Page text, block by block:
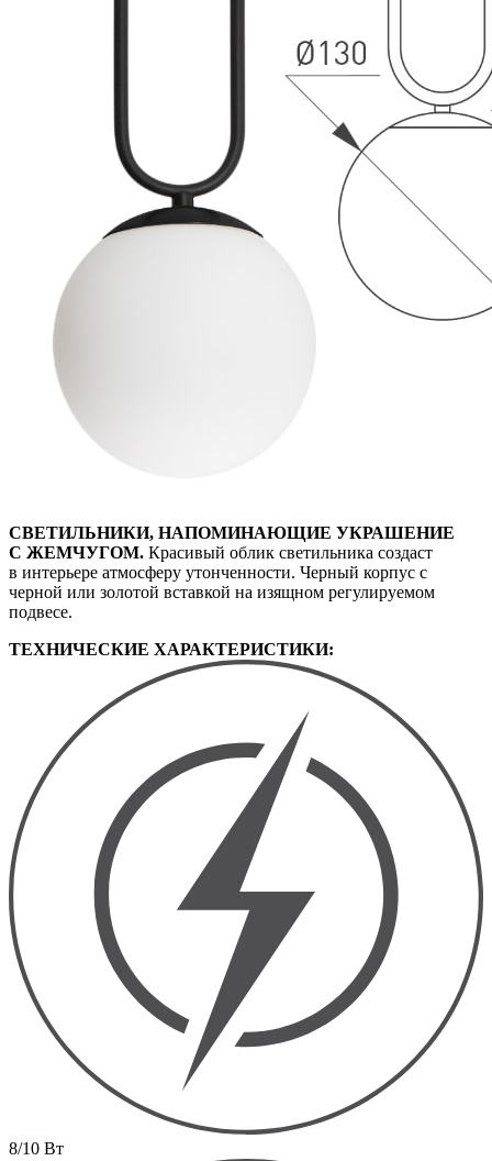
СВЕТИЛЬНИКИ, НАПОМИНАЮЩИЕ УКРАШЕНИЕ
С ЖЕМЧУГОМ. Красивый облик светильника создаст
в интерьере атмосферу утонченности. Черный корпус с
черной или золотой вставкой на изящном регулируемом
подвесе.
ТЕХНИЧЕСКИЕ ХАРАКТЕРИСТИКИ:
8/10 Вт